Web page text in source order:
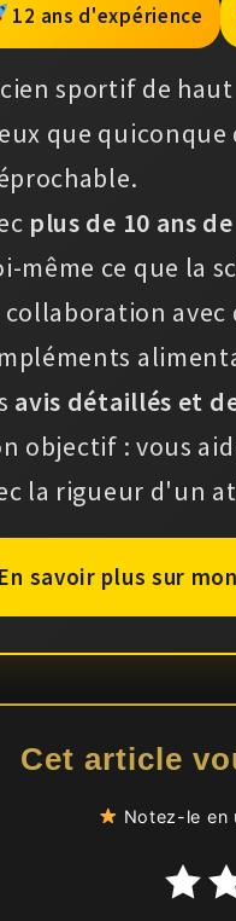
12 ans d'expérience
sportif de
que
plus de 10 ans
même ce que la
collaboration avec
avis détaillés et
objectif : vous
la rigueur d'un
savoir plus sur
Cet article
Notez-le en